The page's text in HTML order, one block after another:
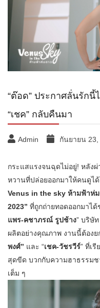
“ต๊อด” ประกาศลั่นรัก
“เชค” กลับคืนมา
Admin กันยายน 23,
กระแสแรงจนฉุดไม่อยู่! หลัง
หวานที่ปล่อยออกมาให้คนดูได้
Venus in the sky ห้ามฟ้าห่
2023” ที่ถูกถ่ายทอดออกมาได้
แพร-คชาภรณ์ รูปช้าง” บริษั
ผลิตอย่างคุณภาพ งานนี้ต้องย
พงศ์” และ “เชค-วัชรวีร์” ที่เ
สุดขีด บวกกับความฮาธรรม
เต็ม ๆ